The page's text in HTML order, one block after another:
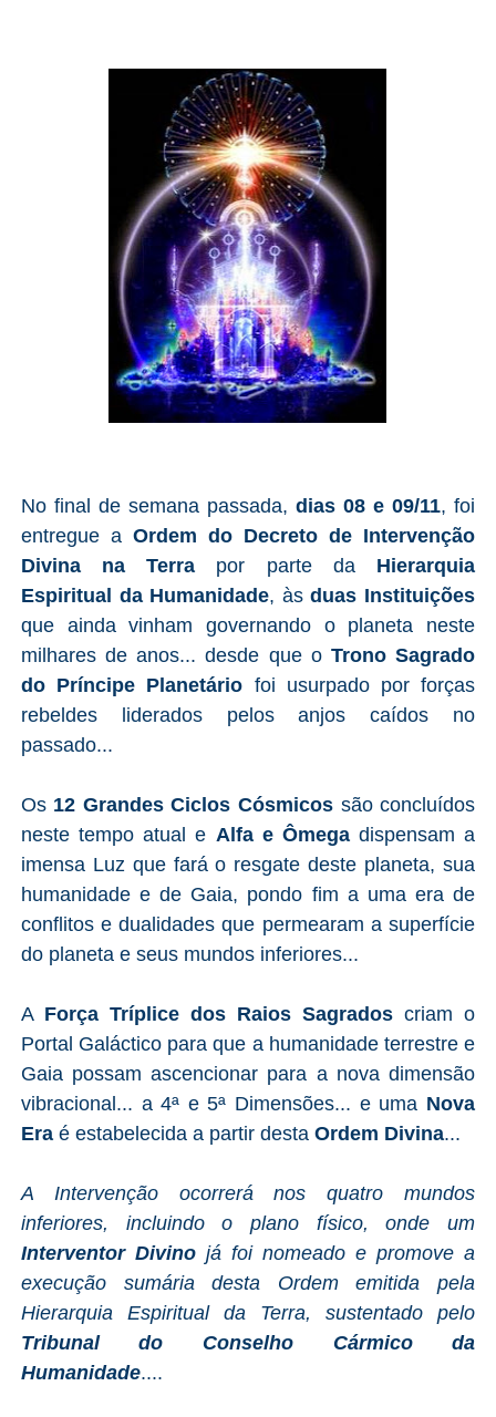
No final de semana passada, dias 08 e 09/11, foi
entregue a Ordem do Decreto de Intervenção
Divina na Terra por parte da Hierarquia
Espiritual da Humanidade, àsduas Instituições
que ainda vinham governando o planeta neste
milhares de anos... desde que o Trono Sagrado
do Príncipe Planetário foi usurpado por forças
rebeldes liderados pelos anjos caídos no
passado...
Os 12 Grandes Ciclos Cósmicos são concluídos
neste tempo atual e Alfa e Ômegadispensam a
imensa Luz que fará o resgate deste planeta, sua
humanidade e de Gaia, pondo fim a uma era de
conflitos e dualidades que permearam a superfície
do planeta e seus mundos inferiores...
A Força Tríplice dos Raios Sagrados criam o
Portal Galáctico para que a humanidade terrestre e
Gaia possam ascencionar para a nova dimensão
vibracional... a 4ª e 5ª Dimensões... e uma Nova
Eraé estabelecida a partir desta Ordem Divina...
A Intervenção ocorrerá nos quatro mundos
inferiores, incluindo o plano físico, onde um
Interventor Divinojá foi nomeado e promove a
execução sumária desta Ordem emitida pela
Hierarquia Espiritual da Terra, sustentado pelo
Tribunal do Conselho Cármico da
Humanidade....